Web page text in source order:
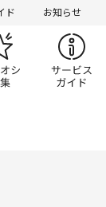
ド お知らせ
プニュースイチオシ特集